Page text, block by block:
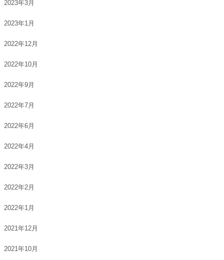
2023年3月
2023年1月
2022年12月
2022年10月
2022年9月
2022年7月
2022年6月
2022年4月
2022年3月
2022年2月
2022年1月
2021年12月
2021年10月